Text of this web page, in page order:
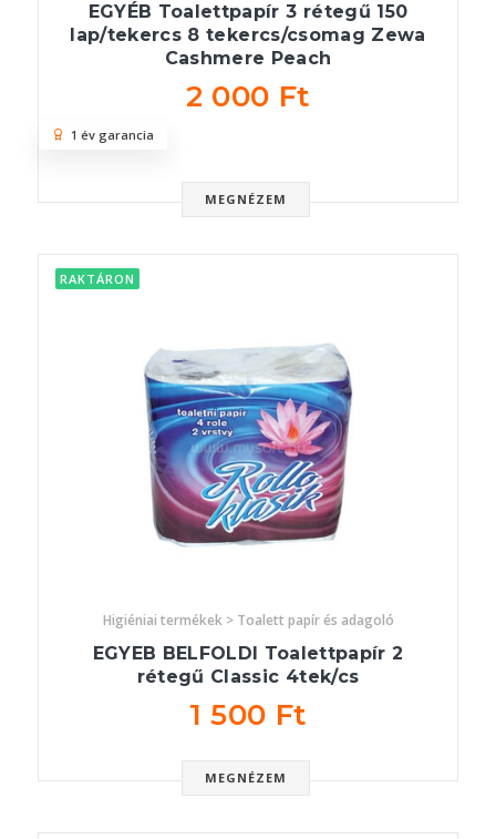
EGYÉB Toalettpapír 3 rétegű 150
lap/tekercs 8 tekercs/csomag Zewa
Cashmere Peach
2 000 Ft
MEGNÉZEM
1 év garancia
RAKTÁRON
Higiéniai termékek > Toalett papír és adagoló
EGYEB BELFOLDI Toalettpapír 2
rétegű Classic 4tek/cs
1 500 Ft
MEGNÉZEM